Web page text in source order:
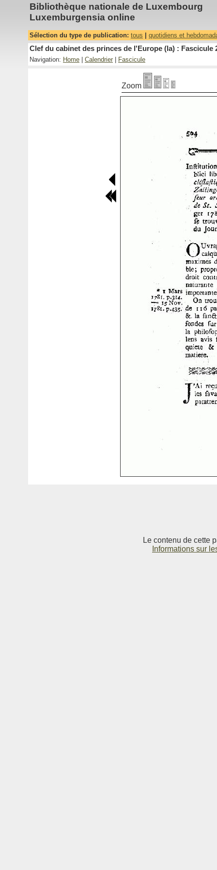
Bibliothèque nationale de Luxembourg
Luxemburgensia online
Sélection du type de publication: tous quotidiens et
Clef du cabinet des princes de l'Europe (la) : Fascicule
Navigation: Home Calendrier Fascicule
Zoom
Le contenu de cette
Informations sur